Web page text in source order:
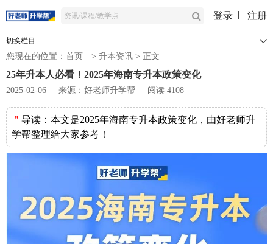
登录 注册
切换栏目
您现在的位置： 首页 > 升本资讯 > 正文
25年升本人必看！2025年海南专升本政策变化
2025-02-06 来源：好老师升学帮 阅读 4108
＂ 导读： 本文是2025年海南专升本政策变化，由好老师升
学帮整理给大家参考！